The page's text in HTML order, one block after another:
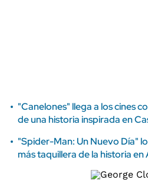
"Canelones" llega a los cines
de una historia inspirada en
"Spider-Man: Un Nuevo Día"
más taquillera de la historia en